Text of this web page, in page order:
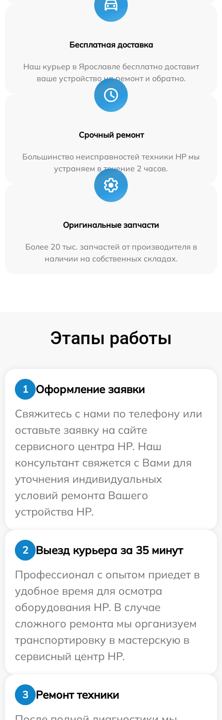
Бесплатная доставка
Наш курьер в Ярославле бесплатно доставит
ваше устройство на ремонт и обратно.
Срочный ремонт
Большинство неисправностей техники HP мы
устраняем в течение 2 часов.
Оригинальные запчасти
Более 20 тыс. запчастей от производителя в
наличии на собственных складах.
Этапы работы
1
Оформление заявки
Свяжитесь с нами по телефону или
оставьте заявку на сайте
сервисного центра HP. Наш
консультант свяжется с Вами для
уточнения индивидуальных
условий ремонта Вашего
устройства HP.
2
Выезд курьера за 35 минут
Профессионал с опытом приедет в
удобное время для осмотра
оборудования HP. В случае
сложного ремонта мы организуем
транспортировку в мастерскую в
сервисный центр HP.
3
Ремонт техники